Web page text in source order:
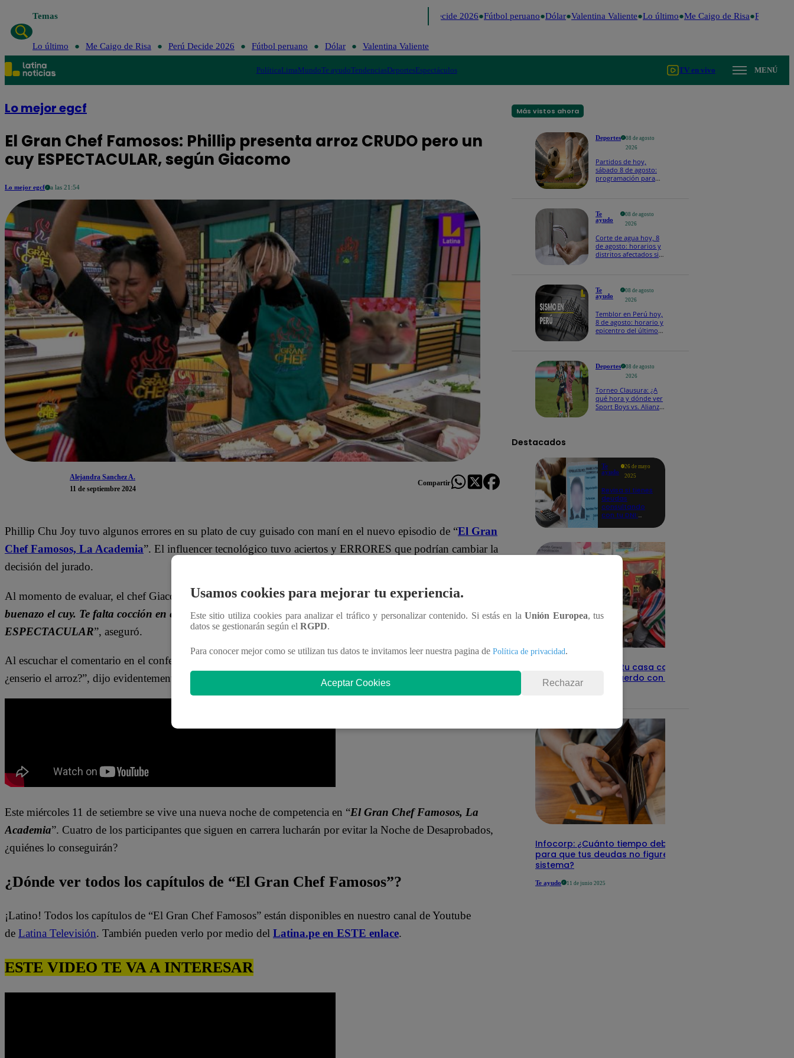
Temas Perú Decide 2026 Fútbol peruano Dólar Valentina Valiente Lo último Me Caigo de Risa Perú
Lo último Me Caigo de Risa Perú Decide 2026 Fútbol peruano Dólar Valentina Valiente
PolíticaLimaMundoTe ayudoTendenciasDeportesEspectáculos TV en vivo MENÚ
Lo mejor egcf
El Gran Chef Famosos: Phillip presenta arroz CRUDO pero un
cuy ESPECTACULAR, según Giacomo
Lo mejor egcf a las 21:54
Alejandra Sanchez A.
11 de septiembre 2024
Compartir
Phillip Chu Joy tuvo algunos errores en su plato de cuy guisado con maní en el nuevo episodio de “El Gran
Chef Famosos, La Academia”. El influencer tecnológico tuvo aciertos y ERRORES que podrían cambiar la
decisión del jurado.
Al momento de evaluar, el chef Giacomo Bocchio se sinceró sobre el resultado presentado por Phillip. “
buenazo el cuy. Te falta cocción en el arroz Phillip, y está ligeramente salado. Pero el guiso está
ESPECTACULAR”, aseguró.
Al escuchar el comentario en el confesionario, Phillip se lamentó. “Asu, faltó un poquito el arroz. Ahhhh,
¿enserio el arroz?”, dijo evidentemente frustrado.
Este miércoles 11 de setiembre se vive una nueva noche de competencia en “El Gran Chef Famosos, La
Academia”. Cuatro de los participantes que siguen en carrera lucharán por evitar la Noche de Desaprobados,
¿quiénes lo conseguirán?
¿Dónde ver todos los capítulos de “El Gran Chef Famosos”?
¡Latino! Todos los capítulos de “El Gran Chef Famosos” están disponibles en nuestro canal de Youtube
de Latina Televisión. También pueden verlo por medio del Latina.pe en ESTE enlace.
ESTE VIDEO TE VA A INTERESAR
Más vistos ahora
Deportes
08 de agosto
2026
Partidos de hoy,
sábado 8 de agosto:
programación para
Te
ayudo
08 de agosto
2026
Corte de agua hoy, 8
de agosto: horarios y
distritos afectados sin
Te
ayudo
08 de agosto
2026
Temblor en Perú hoy,
8 de agosto: horario y
epicentro del último
Deportes
08 de agosto
2026
Torneo Clausura: ¿A
qué hora y dónde ver
Sport Boys vs. Alianza
Destacados
Te
ayudo
26 de mayo
2025
Revisa si tienes
deudas
consultando
con tu DNI:
detalles
Revisa con tu DNI si tu casa califica
como pobre, de acuerdo con el Sisfoh
Infocorp: ¿Cuánto tiempo debe pasar
para que tus deudas no figuren en su
sistema?
Te ayudo 11 de junio 2025
Usamos cookies para mejorar tu experiencia.
Este sitio utiliza cookies para analizar el tráfico y personalizar contenido. Si estás en laUnión Europea, tus
datos se gestionarán según el RGPD.
Para conocer mejor como se utilizan tus datos te invitamos leer nuestra pagina de Política de privacidad.
Aceptar Cookies Rechazar